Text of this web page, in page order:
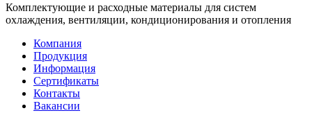
Комплектующие и расходные материалы для систем
охлаждения, вентиляции, кондиционирования и отопления
Компания
Продукция
Информация
Сертификаты
Контакты
Вакансии